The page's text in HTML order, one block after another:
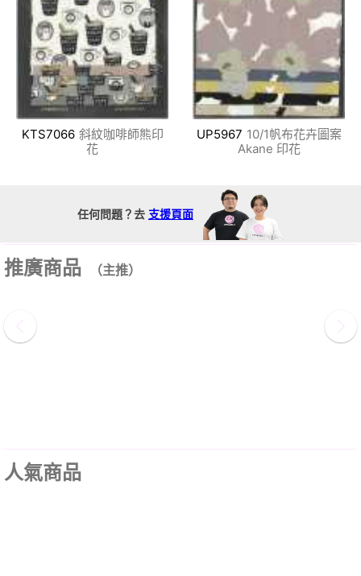
KTS7066 斜紋咖啡師熊印
花
UP5967 10/1帆布花卉圖案
Akane 印花
任何問題？去 支援頁面
推廣商品 （主推）
人氣商品